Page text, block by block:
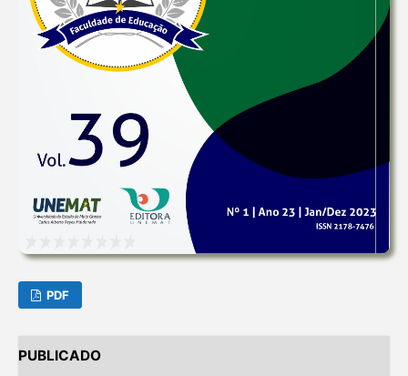
PDF
PUBLICADO